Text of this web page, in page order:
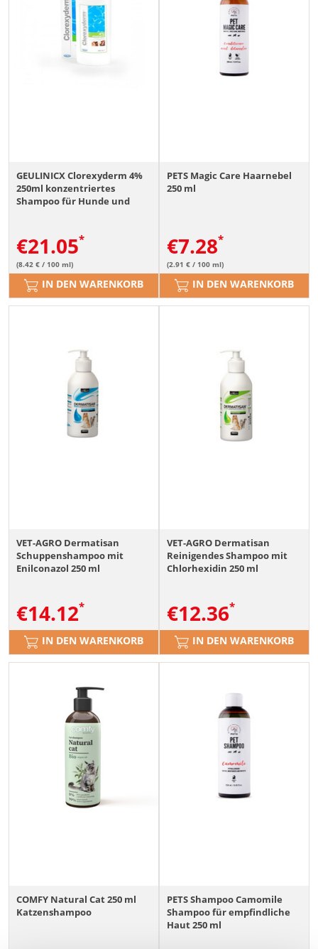
GEULINICX Clorexyderm 4%
250ml konzentriertes
Shampoo für Hunde und
€21.05
(8.42 € / 100 ml)
IN DEN WARENKORB
PETS Magic Care Haarnebel
250 ml
€7.28
(2.91 € / 100 ml)
IN DEN WARENKORB
VET-AGRO Dermatisan
Schuppenshampoo mit
Enilconazol 250 ml
€14.12
IN DEN WARENKORB
VET-AGRO Dermatisan
Reinigendes Shampoo mit
Chlorhexidin 250 ml
€12.36
IN DEN WARENKORB
COMFY Natural Cat 250 ml
Katzenshampoo
PETS Shampoo Camomile
Shampoo für empfindliche
Haut 250 ml